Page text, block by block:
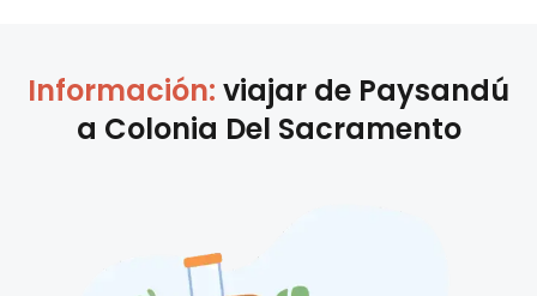
Información: viajar de Paysandú
a Colonia Del Sacramento